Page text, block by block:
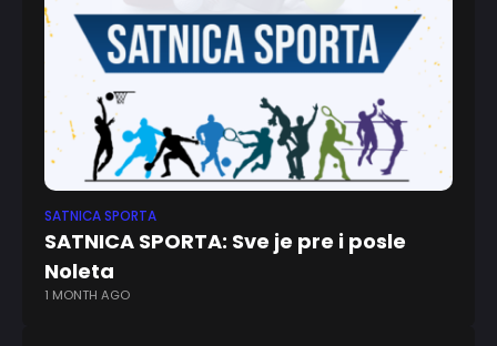
SATNICA SPORTA
SATNICA SPORTA: Sve je pre i posle
Noleta
1 MONTH AGO